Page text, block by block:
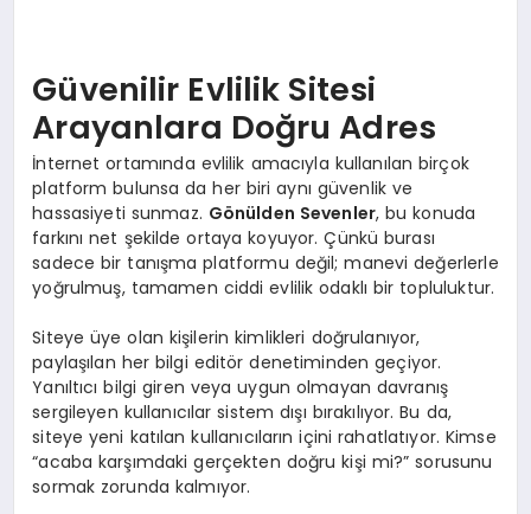
Güvenilir Evlilik Sitesi
Arayanlara Doğru Adres
İnternet ortamında evlilik amacıyla kullanılan birçok
platform bulunsa da her biri aynı güvenlik ve
hassasiyeti sunmaz. Gönülden Sevenler, bu konuda
farkını net şekilde ortaya koyuyor. Çünkü burası
sadece bir tanışma platformu değil; manevi değerlerle
yoğrulmuş, tamamen ciddi evlilik odaklı bir topluluktur.
Siteye üye olan kişilerin kimlikleri doğrulanıyor,
paylaşılan her bilgi editör denetiminden geçiyor.
Yanıltıcı bilgi giren veya uygun olmayan davranış
sergileyen kullanıcılar sistem dışı bırakılıyor. Bu da,
siteye yeni katılan kullanıcıların içini rahatlatıyor. Kimse
“acaba karşımdaki gerçekten doğru kişi mi?” sorusunu
sormak zorunda kalmıyor.